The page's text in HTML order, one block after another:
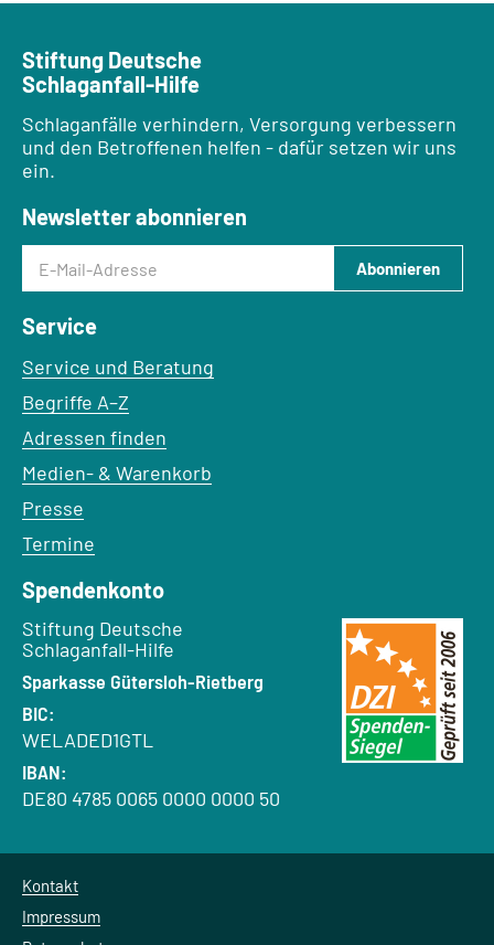
Stiftung Deutsche
Schlaganfall-Hilfe
Schlaganfälle verhindern, Versorgung verbessern
und den Betroffenen helfen - dafür setzen wir uns
ein.
Newsletter abonnieren
E-Mail-Adresse
Abonnieren
Service
Service und Beratung
Begriffe A–Z
Adressen finden
Medien- & Warenkorb
Presse
Termine
Spendenkonto
Empfänger:
Stiftung Deutsche
Schlaganfall-Hilfe
Bank:
Sparkasse Gütersloh-Rietberg
BIC:
WELADED1GTL
IBAN:
DE80 4785 0065 0000 0000 50
Kontakt
Impressum